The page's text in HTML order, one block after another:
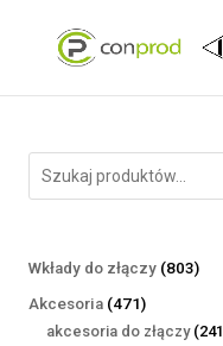
Wkłady do złączy 803803
Akcesoria 471471
produktów
akcesoria do złączy 241